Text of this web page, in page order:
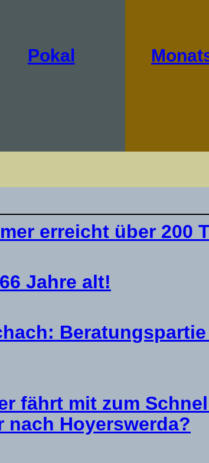
Pokal
erreicht über 200
Jahre alt!
fährt mit zum
Hoyerswerda?